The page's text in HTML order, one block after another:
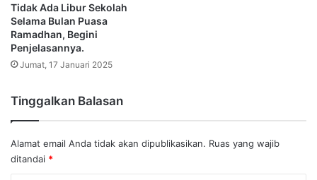
Tidak Ada Libur Sekolah
Selama Bulan Puasa
Ramadhan, Begini
Penjelasannya.
Jumat, 17 Januari 2025
Tinggalkan Balasan
Alamat email Anda tidak akan dipublikasikan. Ruas yang wajib
ditandai *